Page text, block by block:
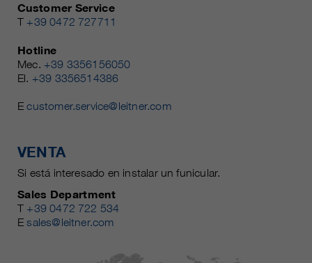
Customer Service
T +39 0472 727711
Hotline
Mec. +39 3356156050
El. +39 3356514386
Ecustomer.service@leitner.com
VENTA
Si está interesado en instalar un funicular.
Sales Department
T +39 0472 722 534
Esales@leitner.com